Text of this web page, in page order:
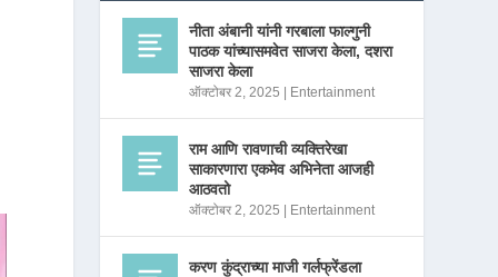
नीता अंबानी यांनी गरबाला फाल्गुनी
पाठक यांच्यासमवेत साजरा केला, दशरा
साजरा केला
ऑक्टोबर 2, 2025 Entertainment
राम आणि रावणाची व्यक्तिरेखा
साकारणारा एकमेव अभिनेता आजही
आठवतो
ऑक्टोबर 2, 2025 Entertainment
करण कुंद्राच्या माजी गर्लफ्रेंडला